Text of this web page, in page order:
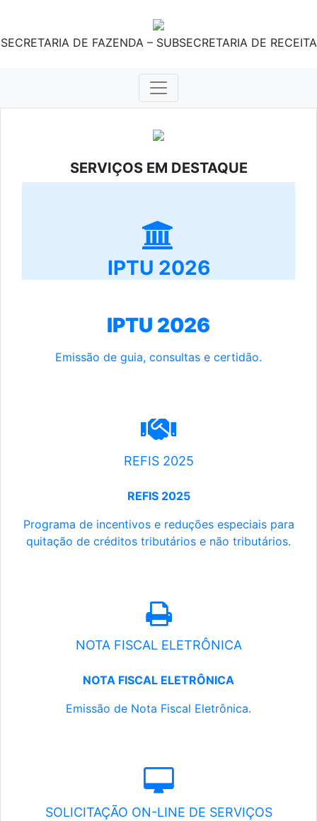
SECRETARIA DE FAZENDA – SUBSECRETARIA DE RECEITA
SERVIÇOS EM DESTAQUE
IPTU 2026
IPTU 2026
Emissão de guia, consultas e certidão.
REFIS 2025
REFIS 2025
Programa de incentivos e reduções especiais para
quitação de créditos tributários e não tributários.
NOTA FISCAL ELETRÔNICA
NOTA FISCAL ELETRÔNICA
Emissão de Nota Fiscal Eletrônica.
SOLICITAÇÃO ON-LINE DE SERVIÇOS